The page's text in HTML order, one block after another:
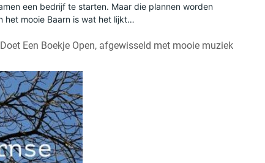
een bedrijf te starten. Maar die plannen worden
het mooie Baarn is wat het lijkt…
Een Boekje Open, afgewisseld met mooie muziek